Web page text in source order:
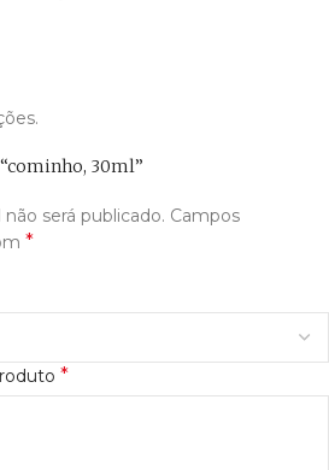
30ml”
será publicado. Campos
*
*